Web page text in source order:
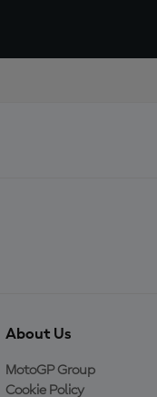
About Us
MotoGP Group
Cookie Policy